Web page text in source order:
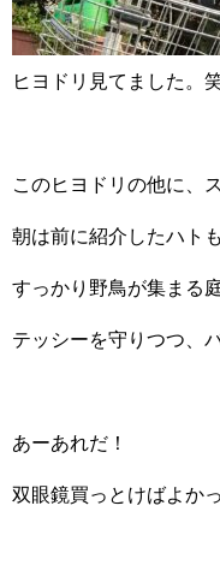
ヒヨドリ見てました。
このヒヨドリの他に、
朝は前に紹介したハト
すっかり野鳥が集まる
テッシーを守りつつ、
あーあれだ！
双眼鏡買っとけばよか